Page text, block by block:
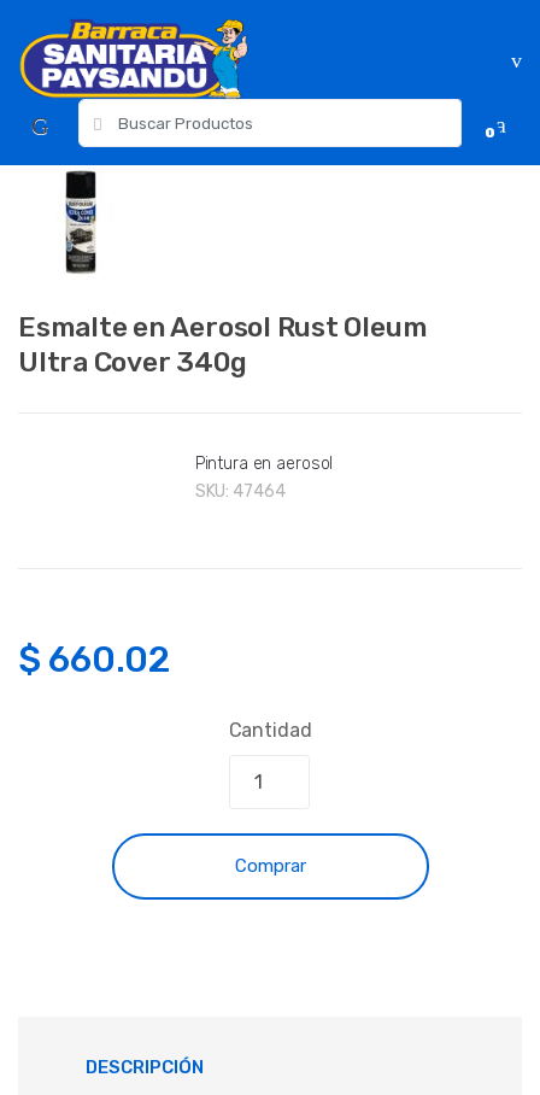
navigation
content
para:
0
Esmalte en Aerosol Rust Oleum
Ultra Cover 340g
Pintura en aerosol
SKU: 47464
$ 660.02
Cantidad
Comprar
DESCRIPCIÓN